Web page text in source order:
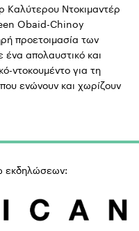
Ντοκιμαντέρ
Obaid-Chinoy
προετοιμασία των
απολαυστικό και
ντοκουμέντο για τη
ενώνουν και χωρίζουν
εκδηλώσεων: